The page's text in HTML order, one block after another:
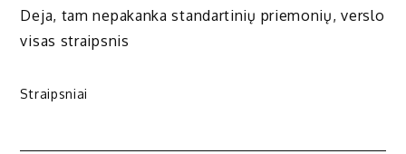
Deja, tam nepakanka standartinių priemonių, verslo
visas straipsnis
Straipsniai